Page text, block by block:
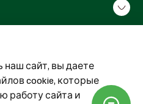
сайт, вы даете
cookie, которые
работу сайта и